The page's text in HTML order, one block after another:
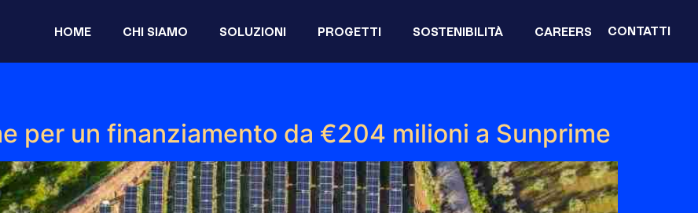
HOME CHI SIAMO SOLUZIONI PROGETTI SOSTENIBILITÀ CAREERS CONTATTI
per un finanziamento da €204 milioni a Sunprime